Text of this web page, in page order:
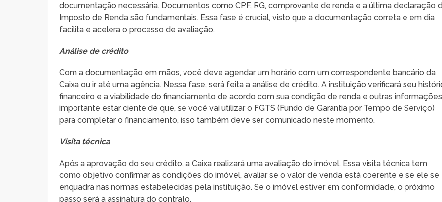
documentação necessária. Documentos como CPF, RG, comprovante de renda e a última declaração
Imposto de Renda são fundamentais. Essa fase é crucial, visto que a documentação correta e em dia
facilita e acelera o processo de avaliação.
Análise de crédito
Com a documentação em mãos, você deve agendar um horário com um correspondente bancário da
Caixa ou ir até uma agência. Nessa fase, será feita a análise de crédito. A instituição verificará seu
financeiro e a viabilidade do financiamento de acordo com sua condição de renda e outras
importante estar ciente de que, se você vai utilizar o FGTS (Fundo de Garantia por Tempo de Serviço)
para completar o financiamento, isso também deve ser comunicado neste momento.
Visita técnica
Após a aprovação do seu crédito, a Caixa realizará uma avaliação do imóvel. Essa visita técnica tem
como objetivo confirmar as condições do imóvel, avaliar se o valor de venda está coerente e se ele se
enquadra nas normas estabelecidas pela instituição. Se o imóvel estiver em conformidade, o próximo
passo será a assinatura do contrato.